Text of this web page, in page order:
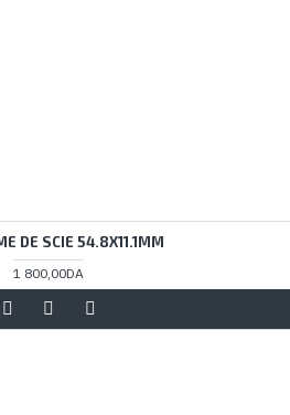
DE SCIE 54.8X11.1MM
1 800,00DA